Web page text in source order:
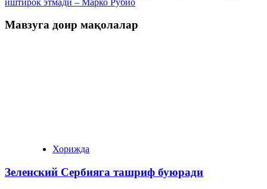
Мавзуга доир мақолалар
Хорижда
Зеленский Сербияга ташриф буюради